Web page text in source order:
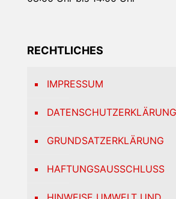
RECHTLICHES
IMPRESSUM
DATENSCHUTZERKLÄRUNG
GRUNDSATZERKLÄRUNG
HAFTUNGSAUSSCHLUSS